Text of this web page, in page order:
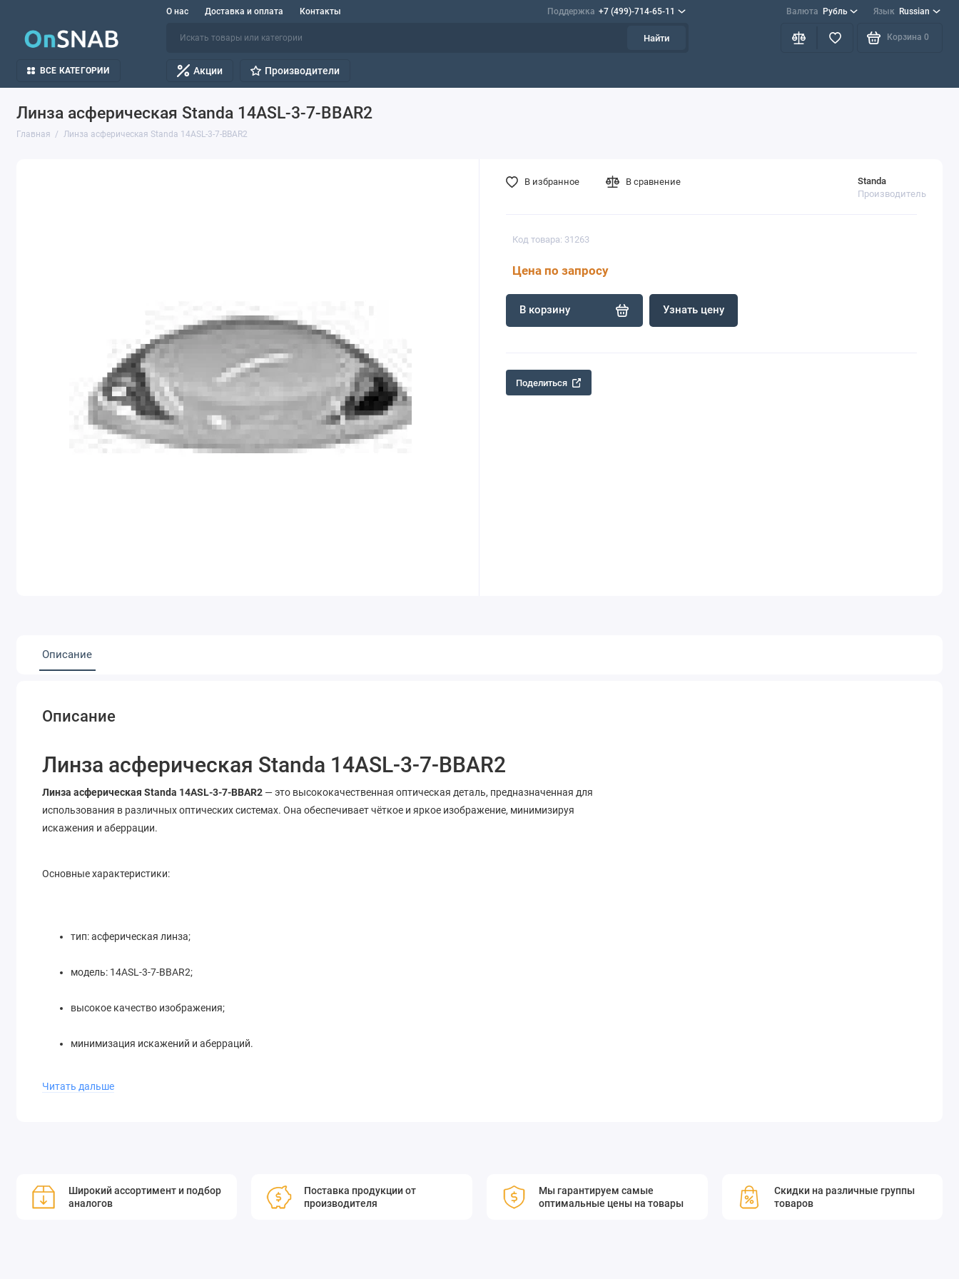
О нас Доставка и оплата Контакты Поддержка +7 (499)-714-65-11 Валюта Рубль Язык Russian
Найти Корзина 0
ВСЕ КАТЕГОРИИ Акции Производители
Линза асферическая Standa 14ASL-3-7-BBAR2
Главная Линза асферическая Standa 14ASL-3-7-BBAR2
Код товара: 31263
Цена по запросу
Standa
Производитель
В корзину Узнать цену
В избранное В сравнение
Поделиться
Описание
Описание
Линза асферическая Standa 14ASL-3-7-BBAR2
Линза асферическая Standa 14ASL-3-7-BBAR2 — это высококачественная оптическая деталь, предназначенная для
использования в различных оптических системах. Она обеспечивает чёткое и яркое изображение, минимизируя
искажения и аберрации.
Основные характеристики:
тип: асферическая линза;
модель: 14ASL-3-7-BBAR2;
высокое качество изображения;
минимизация искажений и аберраций.
типов аберраций создаваемых линзами.
Читать дальше
Широкий ассортимент и подбор
аналогов
Поставка продукции от
производителя
Мы гарантируем самые
оптимальные цены на товары
Скидки на различные группы
товаров